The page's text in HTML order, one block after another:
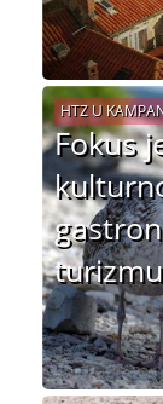
Fokus
turizmu
HTZ U